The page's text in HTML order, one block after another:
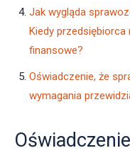
Jak wygląda
Kiedy
finansowe?
Oświadczenie, że
wymagania